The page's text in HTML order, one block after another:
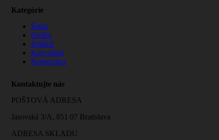
Kategórie
Šatňa
Dielňa
Jedáleň
Kancelária
Nemocnica
Kontaktujte nás
POŠTOVÁ ADRESA
Jasovská 3/A, 851 07 Bratislava
ADRESA SKLADU